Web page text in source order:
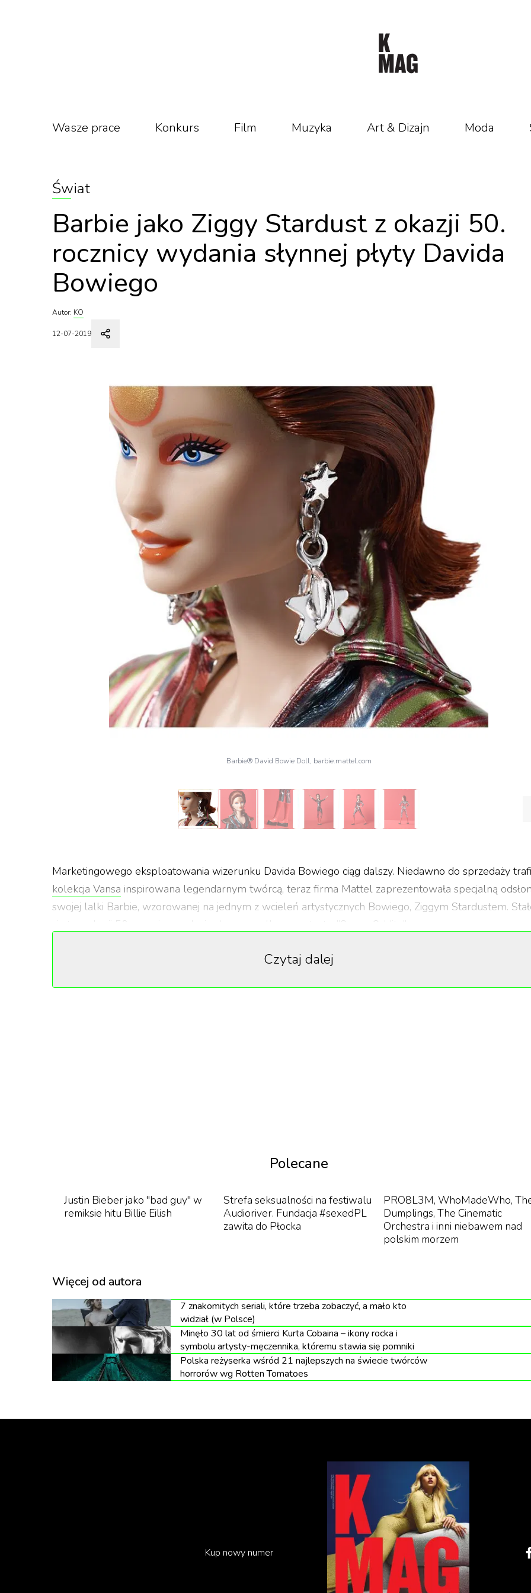
Wasze prace Konkurs Film Muzyka Art & Dizajn Moda
Świat
Barbie jako Ziggy Stardust z okazji 50.
rocznicy wydania słynnej płyty Davida
Bowiego
Autor: KO
12-07-2019
Barbie® David Bowie Doll, barbie.mattel.com
Marketingowego eksploatowania wizerunku Davida Bowiego ciąg dalszy. Niedawno do sprzedaży
kolekcja Vansa inspirowana legendarnym twórcą, teraz firma Mattel zaprezentowała specjalną
swojej lalki Barbie, wzorowanej na jednym z wcieleń artystycznych Bowiego, Ziggym Stardustem.
się to z okazji 50. rocznicy wydania słynnego albumu artysty, "Space Oddity".
w sklepie internetowym marki w cenie 50 dolarów
lalki jeszcze nie można, zapewne taka możliwość pojawi się lada dzień.
Czytaj dalej
Polecane
Justin Bieber jako "bad guy" w
remiksie hitu Billie Eilish
Strefa seksualności na festiwalu
Audioriver. Fundacja #sexedPL
zawita do Płocka
PRO8L3M, WhoMadeWho,
Dumplings, The Cinematic
Orchestra i inni niebawem nad
polskim morzem
Więcej od autora
7 znakomitych seriali, które trzeba zobaczyć, a mało kto
widział (w Polsce)
Minęło 30 lat od śmierci Kurta Cobaina – ikony rocka i
symbolu artysty-męczennika, któremu stawia się pomniki
Polska reżyserka wśród 21 najlepszych na świecie twórców
horrorów wg Rotten Tomatoes
Kup nowy numer